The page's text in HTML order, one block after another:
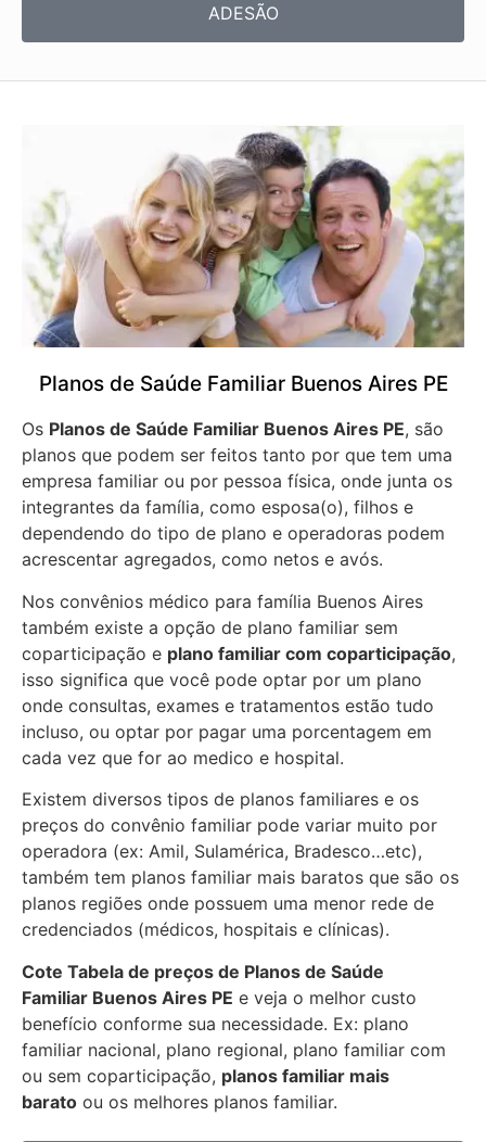
ADESÃO
Planos de Saúde Familiar Buenos Aires PE
Os Planos de Saúde Familiar Buenos Aires PE, são
planos que podem ser feitos tanto por que tem uma
empresa familiar ou por pessoa física, onde junta os
integrantes da família, como esposa(o), filhos e
dependendo do tipo de plano e operadoras podem
acrescentar agregados, como netos e avós.
Nos convênios médico para família Buenos Aires
também existe a opção de plano familiar sem
coparticipação e plano familiar com coparticipação,
isso significa que você pode optar por um plano
onde consultas, exames e tratamentos estão tudo
incluso, ou optar por pagar uma porcentagem em
cada vez que for ao medico e hospital.
Existem diversos tipos de planos familiares e os
preços do convênio familiar pode variar muito por
operadora (ex: Amil, Sulamérica, Bradesco…etc),
também tem planos familiar mais baratos que são os
planos regiões onde possuem uma menor rede de
credenciados (médicos, hospitais e clínicas).
Cote Tabela de preços de Planos de Saúde
Familiar Buenos Aires PE e veja o melhor custo
benefício conforme sua necessidade. Ex: plano
familiar nacional, plano regional, plano familiar com
ou sem coparticipação, planos familiar mais
barato ou os melhores planos familiar.